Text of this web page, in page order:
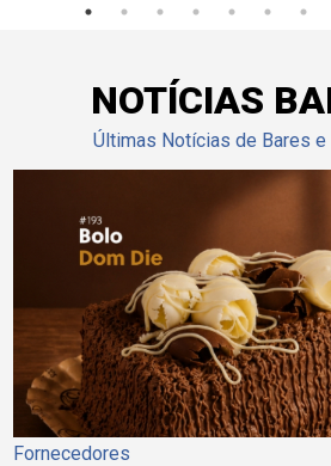
NOTÍCIAS
Últimas Notícias de Bares e
Fornecedores